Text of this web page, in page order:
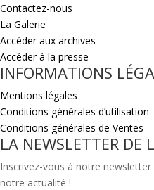
Contactez-nous
La Galerie
Accéder aux archives
Accéder à la presse
INFORMATIONS
Mentions légales
Conditions générales d’utilisation
Conditions générales de Ventes
LA NEWSLETTER DE
Inscrivez-vous à notre
notre actualité !